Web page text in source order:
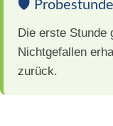
🛡️
Die erste Stunde
Nichtgefallen
zurück.